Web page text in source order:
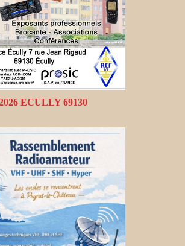
ECULLY 69130